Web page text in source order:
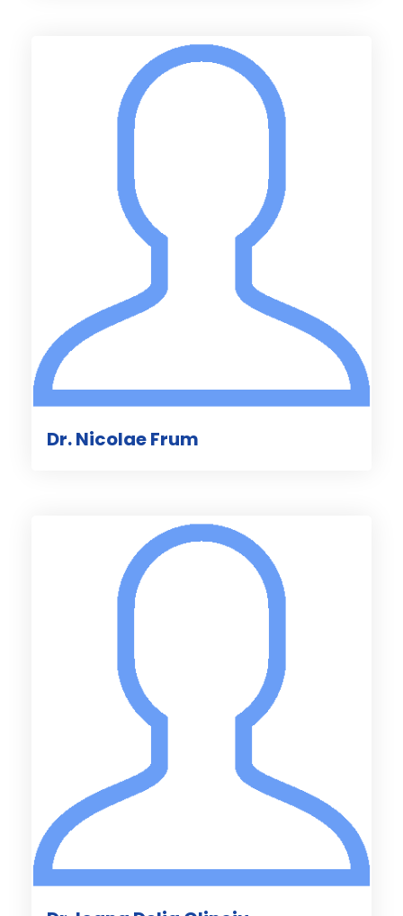
Dr. Nicolae Frum